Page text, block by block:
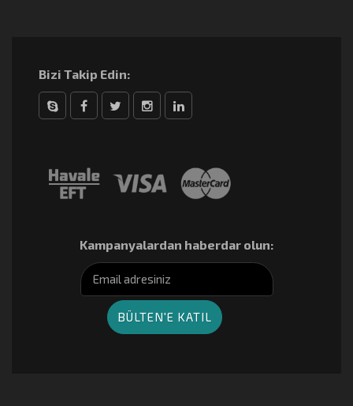
Bizi Takip Edin:
Kampanyalardan haberdar olun: